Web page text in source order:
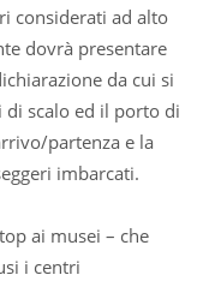
considerati ad alto
dovrà presentare
da cui si
di scalo ed il porto di
partenza e la
imbarcati.
ai musei – che
i centri